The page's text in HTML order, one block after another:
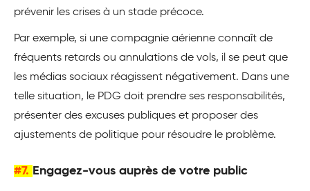
prévenir les crises à un stade précoce.
Par exemple, si une compagnie aérienne connaît de
fréquents retards ou annulations de vols, il se peut que
les médias sociaux réagissent négativement. Dans une
telle situation, le PDG doit prendre ses responsabilités,
présenter des excuses publiques et proposer des
ajustements de politique pour résoudre le problème.
#7. Engagez-vous auprès de votre public